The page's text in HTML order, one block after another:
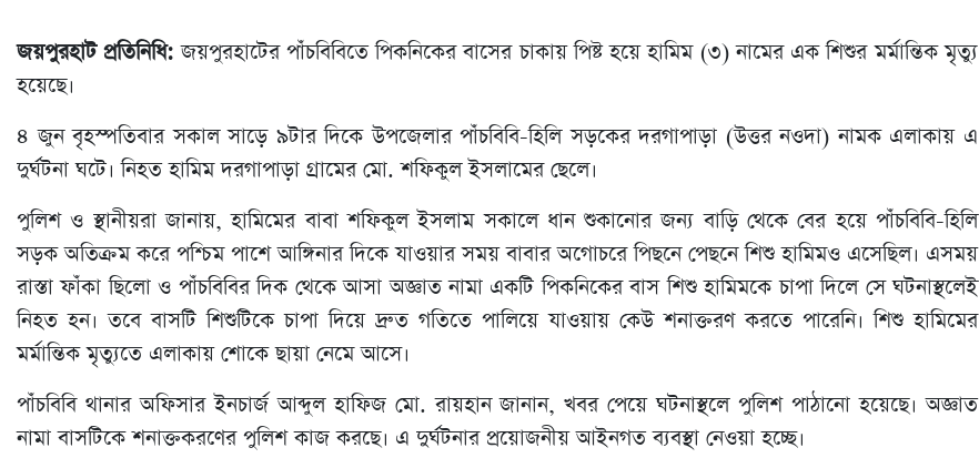
জয়পুরহাট প্রতিনিধি: জয়পুরহাটের পাঁচবিবিতে পিকনিকের বাসের চাকায় পিষ্ট হয়ে হামিম (৩) নামের এক শিশুর মর্মান্তিক মৃত্যু
হয়েছে।
৪ জুন বৃহস্পতিবার সকাল সাড়ে ৯টার দিকে উপজেলার পাঁচবিবি-হিলি সড়কের দরগাপাড়া (উত্তর নওদা) নামক এলাকায় এ
দুর্ঘটনা ঘটে। নিহত হামিম দরগাপাড়া গ্রামের মো. শফিকুল ইসলামের ছেলে।
পুলিশ ও স্থানীয়রা জানায়, হামিমের বাবা শফিকুল ইসলাম সকালে ধান শুকানোর জন্য বাড়ি থেকে বের হয়ে পাঁচবিবি-হিলি
সড়ক অতিক্রম করে পশ্চিম পাশে আঙ্গিনার দিকে যাওয়ার সময় বাবার অগোচরে পিছনে পেছনে শিশু হামিমও এসেছিল। এসময়
রাস্তা ফাঁকা ছিলো ও পাঁচবিবির দিক থেকে আসা অজ্ঞাত নামা একটি পিকনিকের বাস শিশু হামিমকে চাপা দিলে সে ঘটনাস্থলেই
নিহত হন। তবে বাসটি শিশুটিকে চাপা দিয়ে দ্রুত গতিতে পালিয়ে যাওয়ায় কেউ শনাক্তরণ করতে পারেনি। শিশু হামিমের
মর্মান্তিক মৃত্যুতে এলাকায় শোকে ছায়া নেমে আসে।
পাঁচবিবি থানার অফিসার ইনচার্জ আব্দুল হাফিজ মো. রায়হান জানান, খবর পেয়ে ঘটনাস্থলে পুলিশ পাঠানো হয়েছে। অজ্ঞাত
নামা বাসটিকে শনাক্তকরণের পুলিশ কাজ করছে। এ দুর্ঘটনার প্রয়োজনীয় আইনগত ব্যবস্থা নেওয়া হচ্ছে।